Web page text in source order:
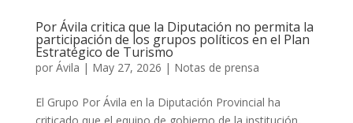
Por Ávila critica que la Diputación no permita la
participación de los grupos políticos en el Plan
Estratégico de Turismo
por Ávila | May 27, 2026 | Notas de prensa
El Grupo Por Ávila en la Diputación Provincial ha